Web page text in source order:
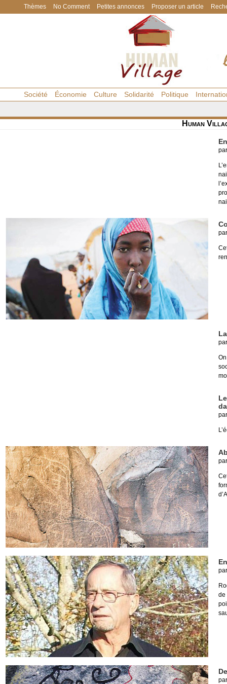
Thèmes No Comment Petites annonces Proposer un article
Société Économie Culture Solidarité Politique
Human
de